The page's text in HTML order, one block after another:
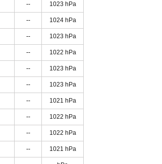
-- 1023 hPa
-- 1024 hPa
-- 1023 hPa
-- 1022 hPa
-- 1023 hPa
-- 1023 hPa
-- 1021 hPa
-- 1022 hPa
-- 1022 hPa
-- 1021 hPa